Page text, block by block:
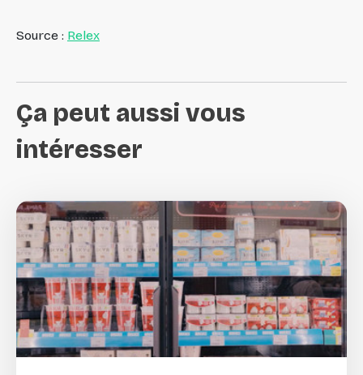
Source : Relex
Ça peut aussi vous
intéresser